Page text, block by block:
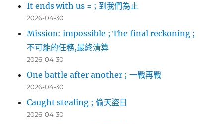
It ends with us = ; 到我們為止
2026-04-30
Mission: impossible ; The final reckoning ;
不可能的任務,最終清算
2026-04-30
One battle after another ; 一戰再戰
2026-04-30
Caught stealing ; 偷天盜日
2026-04-30